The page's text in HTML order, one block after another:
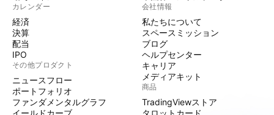
カレンダー
経済
決算
配当
IPO
その他プロダクト
ニュースフロー
ポートフォリオ
ファンダメンタルグラフ
イールドカーブ
会社情報
私たちについて
スペースミッション
ブログ
ヘルプセンター
キャリア
メディアキット
商品
TradingViewストア
タロットカード